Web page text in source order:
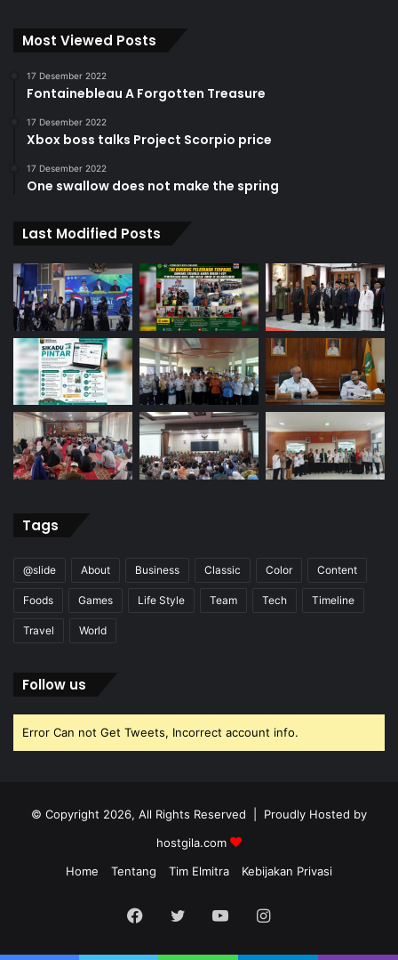
Most Viewed Posts
17 Desember 2022
Fontainebleau A Forgotten Treasure
17 Desember 2022
Xbox boss talks Project Scorpio price
17 Desember 2022
One swallow does not make the spring
Last Modified Posts
Tags
@slide About Business Classic Color Content
Foods Games Life Style Team Tech Timeline
Travel World
Follow us
Error Can not Get Tweets, Incorrect account info.
© Copyright 2026, All Rights Reserved | Proudly Hosted by
hostgila.com
Home
Tentang Tim Elmitra Kebijakan Privasi
Facebook
TwitterYouTubeInstagram